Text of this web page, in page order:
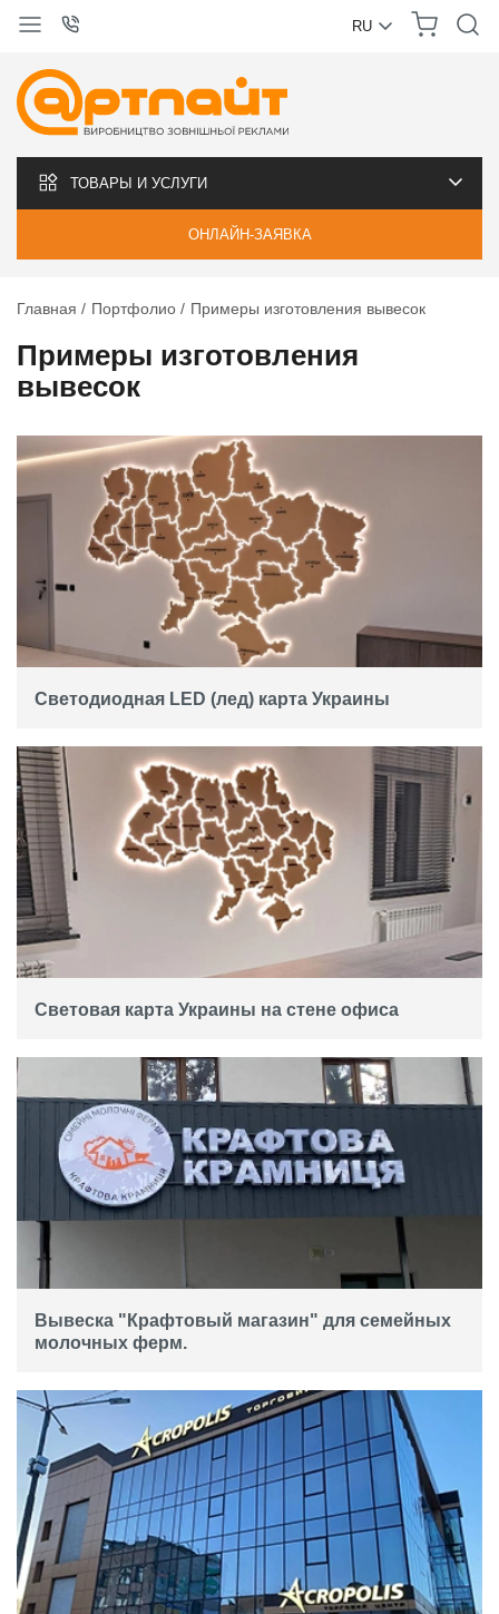
RU
ТОВАРЫ И УСЛУГИ
ОНЛАЙН-ЗАЯВКА
Главная Портфолио Примеры изготовления вывесок
Примеры изготовления
вывесок
Светодиодная LED (лед) карта Украины
Световая карта Украины на стене офиса
Вывеска "Крафтовый магазин" для семейных
молочных ферм.